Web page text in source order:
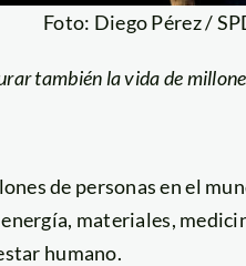
Foto: Diego Pérez /
también la vida de
de personas en el
materiales,
humano.